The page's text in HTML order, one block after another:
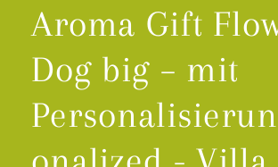
Aroma Gift
Dog big – mit